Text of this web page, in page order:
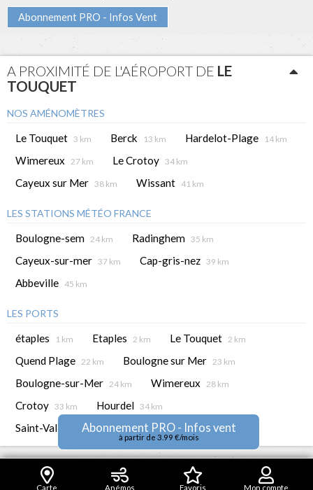
Abonnement PRO - Infos Vent
A PROXIMITÉ DE L'AÉROPORT DE LE
TOUQUET
NOS AMÉNOMÈTRES
Le Touquet 3 km Berck 13 km Hardelot-Plage 14 km
Wimereux 27 km Le Crotoy 34 km
Cayeux sur Mer 38 km Wissant 41 km
LES STATIONS MÉTÉO FRANCE
Boulogne-sem 24 km Radinghem 35 km
Cayeux-sur-mer 37 km Cap-gris-nez 39 km
Abbeville 45 km
LES PORTS
étaples 1 km Etaples 2 km Le Touquet 2 km
Quend Plage 22 km Boulogne sur Mer 23 km
Boulogne-sur-Mer 24 km Wimereux 28 km
Crotoy 33 km Hourdel 34 km
Saint-Valery-sur-Somme 38 km Wissant 41 km
Carte Anémos Favoris Mon compte
Abonnement PRO - Infos vent
à partir de 3.99 €/mois